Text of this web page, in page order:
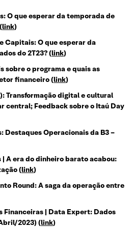
O que esperar da temporada de
link)
Capitais: O que esperar da
do 2T23? (link)
sobre o programa e quais as
financeiro(link)
Transformação digital e cultural
central; Feedback sobre o Itaú Day
Destaques Operacionais da B3 –
| A era do dinheiro barato acabou:
(link)
Round: A saga da operação entre
Financeiras | Data Expert: Dados
2023) (link)